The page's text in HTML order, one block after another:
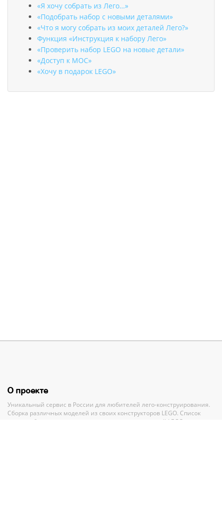
«Я хочу собрать из Лего…»
«Подобрать набор с новыми деталями»
«Что я могу собрать из моих деталей Лего?»
Функция «Инструкция к набору Лего»
«Проверить набор LEGO на новые детали»
«Доступ к MOC»
«Хочу в подарок LEGO»
О проекте
Уникальный сервис в России для любителей лего-конструирования.
Сборка различных моделей из своих конструкторов LEGO. Список
своих наборов, вишлист и анализ всех своих деталей LEGO.